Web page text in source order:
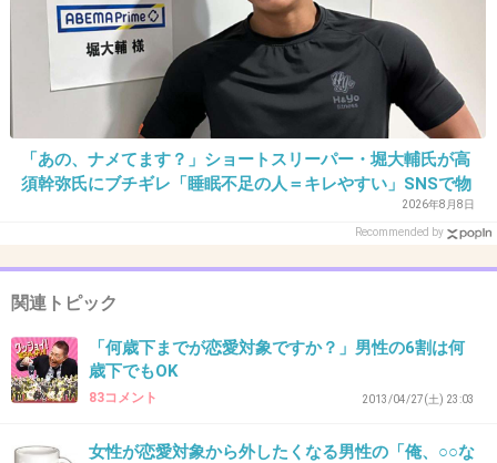
180超えるとキツい！
なんて文句言える女じゃないけど！
+250 -42
>>27
しか言えない(笑)。
-6
「あの、ナメてます？」ショートスリーパー・堀大輔氏が高
須幹弥氏にブチギレ「睡眠不足の人＝キレやすい」SNSで物
2026年8月8日
Recommended by
関連トピック
「何歳下までが恋愛対象ですか？」男性の6割は何
歳下でもOK
83コメント 2013/04/27(土) 23:03
女性が恋愛対象から外したくなる男性の「俺、○○な